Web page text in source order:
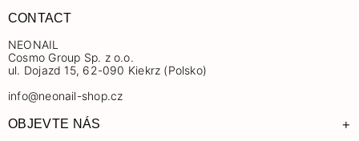
CONTACT
NEONAIL
Cosmo Group Sp. z o.o.
ul. Dojazd 15, 62-090 Kiekrz (Polsko)
info@neonail-shop.cz
OBJEVTE NÁS +